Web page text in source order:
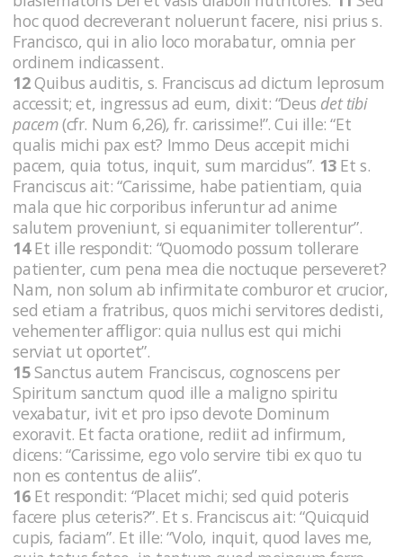
hoc quod decreverant noluerunt facere, nisi prius s.
Francisco, qui in alio loco morabatur, omnia per
ordinem indicassent.
12Quibus auditis, s. Franciscus ad dictum leprosum
accessit; et, ingressus ad eum, dixit: “Deus det tibi
pacem(cfr. Num 6,26),fr. carissime!”. Cui ille: “Et
qualis michi pax est? Immo Deus accepit michi
pacem, quia totus, inquit, sum marcidus”. 13 Et s.
Franciscus ait: “Carissime, habe patientiam, quia
mala que hic corporibus inferuntur ad anime
salutem proveniunt, si equanimiter tollerentur”.
14Et ille respondit: “Quomodo possum tollerare
patienter, cum pena mea die noctuque perseveret?
Nam, non solum ab infirmitate comburor et crucior,
sed etiam a fratribus, quos michi servitores dedisti,
vehementer affligor: quia nullus est qui michi
serviat ut oportet”.
15Sanctus autem Franciscus, cognoscens per
Spiritum sanctum quod ille a maligno spiritu
vexabatur, ivit et pro ipso devote Dominum
exoravit. Et facta oratione, rediit ad infirmum,
dicens: “Carissime, ego volo servire tibi ex quo tu
non es contentus de aliis”.
16 Et respondit: “Placet michi; sed quid poteris
facere plus ceteris?”. Et s. Franciscus ait: “Quicquid
cupis, faciam”. Et ille: “Volo, inquit, quod laves me,